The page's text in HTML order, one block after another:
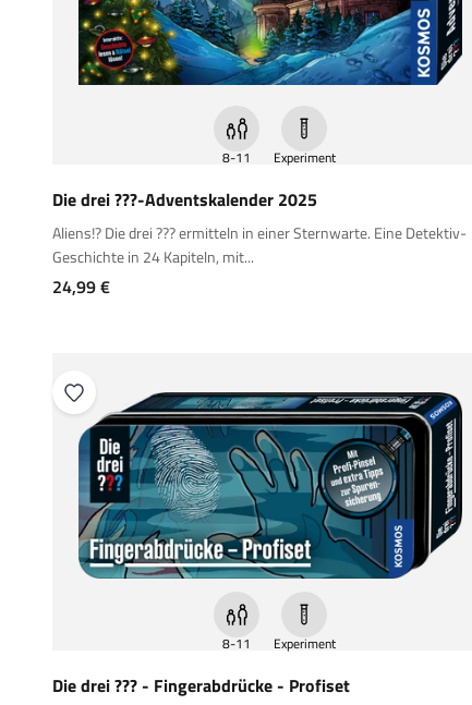
8-11 Experiment
Die drei ???-Adventskalender 2025
Aliens!? Die drei ??? ermitteln in einer Sternwarte. Eine Detektiv-
Geschichte in 24 Kapiteln, mit...
Angebot
24,99 €
8-11 Experiment
Die drei ??? - Fingerabdrücke - Profiset